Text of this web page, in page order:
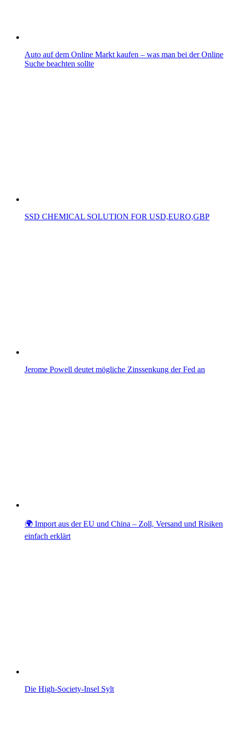
Auto auf dem Online Markt kaufen – was man bei der Online
Suche beachten sollte
SSD CHEMICAL SOLUTION FOR USD,EURO,GBP
Jerome Powell deutet mögliche Zinssenkung der Fed an
🌍 Import aus der EU und China – Zoll, Versand und Risiken
einfach erklärt
Die High-Society-Insel Sylt